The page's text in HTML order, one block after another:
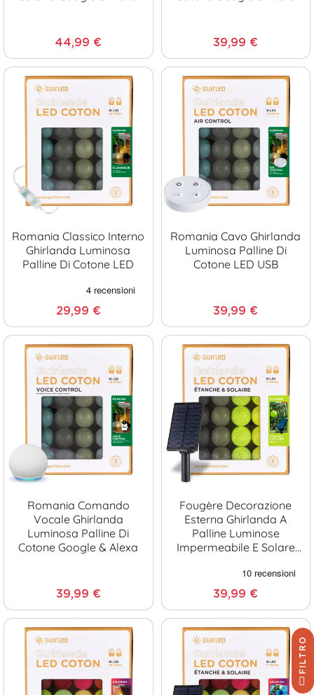
44,99 € 39,99 €
Romania Classico Interno
Ghirlanda Luminosa
Palline Di Cotone LED
29,99 €
Romania Cavo Ghirlanda
Luminosa Palline Di
Cotone LED USB
39,99 €
Romania Comando
Vocale Ghirlanda
Luminosa Palline Di
Cotone Google & Alexa
39,99 €
Fougère Decorazione
Esterna Ghirlanda A
Palline Luminose
Impermeabile E Solare
39,99 €
FILTRO